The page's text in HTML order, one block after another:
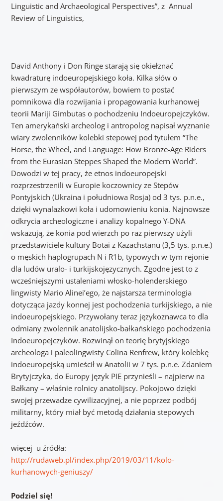
Linguistic and Archaeological Perspectives”, z Annual
Review of Linguistics,
David Anthony i Don Ringe starają się okiełznać
kwadraturę indoeuropejskiego koła. Kilka słów o
pierwszym ze współautorów, bowiem to postać
pomnikowa dla rozwijania i propagowania kurhanowej
teorii Mariji Gimbutas o pochodzeniu Indoeuropejczyków.
Ten amerykański archeolog i antropolog napisał wyznanie
wiary zwolenników kolebki stepowej pod tytułem “The
Horse, the Wheel, and Language: How Bronze-Age Riders
from the Eurasian Steppes Shaped the Modern World”.
Dowodzi w tej pracy, że etnos indoeuropejski
rozprzestrzenili w Europie koczownicy ze Stepów
Pontyjskich (Ukraina i południowa Rosja) od 3 tys. p.n.e.,
dzięki wynalazkowi koła i udomowieniu konia. Najnowsze
odkrycia archeologiczne i analizy kopalnego Y-DNA
wskazują, że konia pod wierzch po raz pierwszy użyli
przedstawiciele kultury Botai z Kazachstanu (3,5 tys. p.n.e.)
o męskich haplogrupach N i R1b, typowych w tym rejonie
dla ludów uralo- i turkijskojęzycznych. Zgodne jest to z
wcześniejszymi ustaleniami włosko-holenderskiego
lingwisty Mario Alinei’ego, że najstarsza terminologia
dotycząca jazdy konnej jest pochodzenia turkijskiego, a nie
indoeuropejskiego. Przywołany teraz językoznawca to dla
odmiany zwolennik anatolijsko-bałkańskiego pochodzenia
Indoeuropejczyków. Rozwinął on teorię brytyjskiego
archeologa i paleolingwisty Colina Renfrew, który kolebkę
indoeuropejską umieścił w Anatolii w 7 tys. p.n.e. Zdaniem
Brytyjczyka, do Europy język PIE przynieśli – najpierw na
Bałkany – właśnie rolnicy anatolijscy. Pokojowo dzięki
swojej przewadze cywilizacyjnej, a nie poprzez podbój
militarny, który miał być metodą działania stepowych
jeźdźców.
więcej u źródła:
http://rudaweb.pl/index.php/2019/03/11/kolo-
kurhanowych-geniuszy/
Podziel się!